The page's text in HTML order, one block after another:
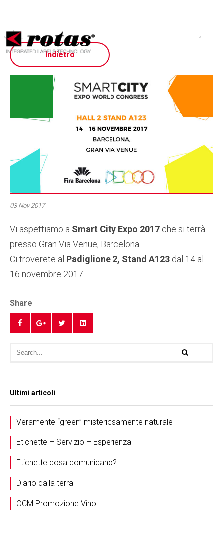
Indietro
03 Nov 2017
Vi aspettiamo a Smart City Expo 2017 che si terrà
presso Gran Via Venue, Barcelona.
Ci troverete al Padiglione 2, Stand A123 dal 14 al
16 novembre 2017.
Share
Ultimi articoli
Veramente “green” misteriosamente naturale
Etichette – Servizio – Esperienza
Etichette cosa comunicano?
Diario dalla terra
OCM Promozione Vino
Informativa sulla raccolta